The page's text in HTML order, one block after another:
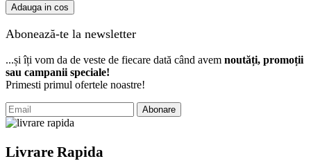
Adauga in cos
Abonează-te la newsletter
...și îți vom da de veste de fiecare dată când avem noutăți, promoții
sau campanii speciale!
Primesti primul ofertele noastre!
Abonare
Livrare Rapida